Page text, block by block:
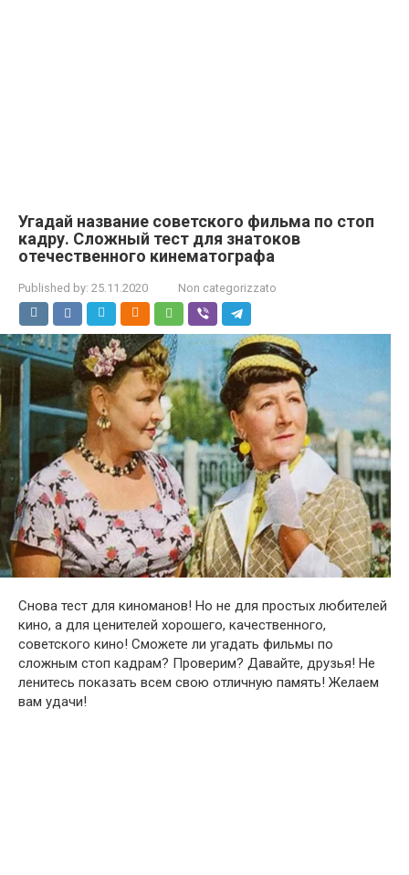
Угадай название советского фильма по стоп
кадру. Сложный тест для знатоков
отечественного кинематографа
Published by: 25.11.2020 Non categorizzato
Снова тест для киноманов! Но не для простых любителей
кино, а для ценителей хорошего, качественного,
советского кино! Сможете ли угадать фильмы по
сложным стоп кадрам? Проверим? Давайте, друзья! Не
ленитесь показать всем свою отличную память! Желаем
вам удачи!